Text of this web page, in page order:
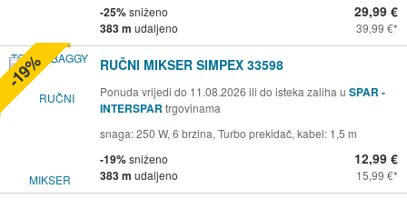
-25%sniženo
383 m udaljeno
29,99 €
39,99 €
RUČNI MIKSER SIMPEX 33598
Ponuda vrijedi do 11.08.2026 ili do isteka zaliha u SPAR -
INTERSPAR trgovinama
snaga: 250 W, 6 brzina, Turbo prekidač, kabel: 1,5 m
-19%sniženo
383 m udaljeno
12,99 €
15,99 €
-19%